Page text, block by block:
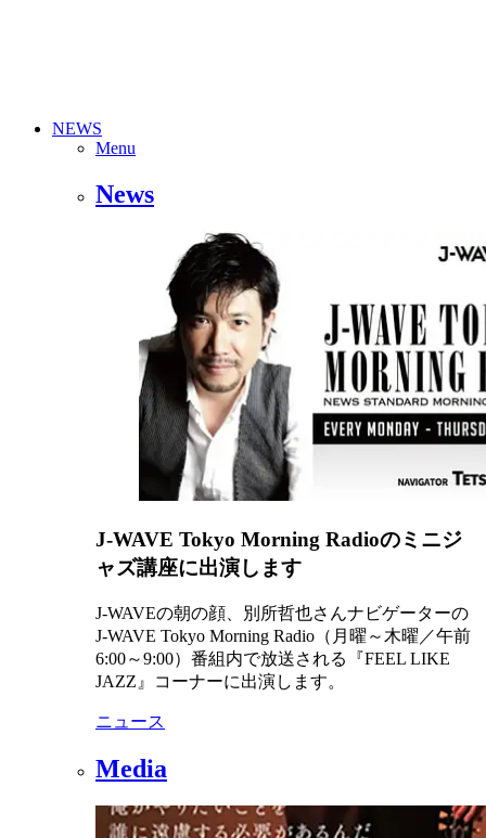
NEWS
Menu
News
J-WAVE Tokyo Morning Radioのミニジ
ャズ講座に出演します
J-WAVEの朝の顔、別所哲也さんナビゲーターの
J-WAVE Tokyo Morning Radio（月曜～木曜／午前
6:00～9:00）番組内で放送される『FEEL LIKE
JAZZ』コーナーに出演します。
ニュース
Media